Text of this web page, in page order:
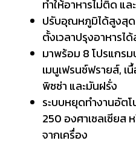
ทำให้อาหารไม่ติด แ
ปรับอุณหภูมิได้สูงสุด
ตั้งเวลาปรุงอาหารไ
มาพร้อม 8 โปรแกร
เมนูเฟรนช์ฟรายส์, เ
พิซซ่า และมันฝรั่ง
ระบบหยุดทำงานอัต
250 องศาเซลเซียส
จากเครื่อง